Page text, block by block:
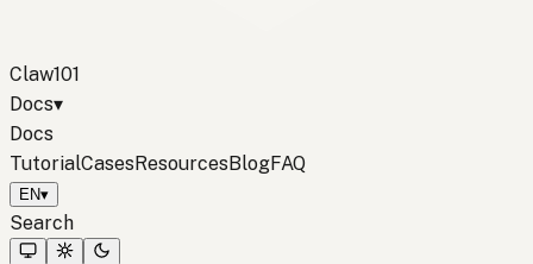
Claw101
Docs▾
Docs
TutorialCasesResourcesBlogFAQ
EN▾
Search